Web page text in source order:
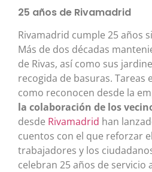
25 años de Rivamadrid
Rivamadrid cumple 25 años
Más de dos décadas
de Rivas, así como sus
recogida de basuras. Tareas
como reconocen desde la
la colaboración de los
desde Rivamadrid han
cuentos con el que reforzar
trabajadores y los
celebran 25 años de servicio